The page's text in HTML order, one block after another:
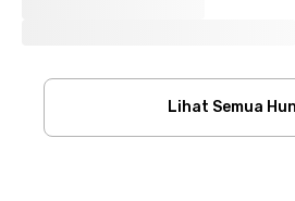
Lihat Semua